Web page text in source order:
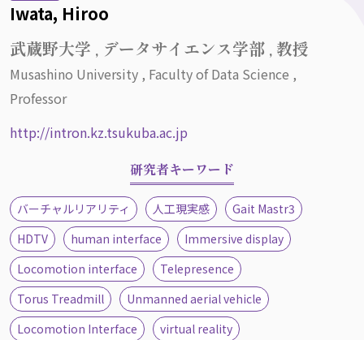
Iwata, Hiroo
武蔵野大学 , データサイエンス学部 , 教授
Musashino University , Faculty of Data Science ,
Professor
http://intron.kz.tsukuba.ac.jp
研究者キーワード
バーチャルリアリティ 人工現実感
Gait Mastr3
HDTV
human interface
Immersive display
Locomotion interface
Telepresence
Torus Treadmill
Unmanned aerial vehicle
Locomotion Interface
virtual reality